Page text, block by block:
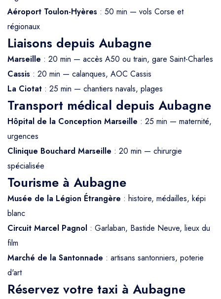
Aéroport Toulon-Hyères : 50 min — vols Corse et
régionaux
Liaisons depuis Aubagne
Marseille : 20 min — accès A50 ou train, gare Saint-Charles
Cassis : 20 min — calanques, AOC Cassis
La Ciotat : 25 min — chantiers navals, plages
Transport médical depuis Aubagne
Hôpital de la Conception Marseille : 25 min — maternité,
urgences
Clinique Bouchard Marseille : 20 min — chirurgie
spécialisée
Tourisme à Aubagne
Musée de la Légion Étrangère : histoire, médailles, képi
blanc
Circuit Marcel Pagnol : Garlaban, Bastide Neuve, lieux du
film
Marché de la Santonnade : artisans santonniers, poterie
d'art
Réservez votre taxi à Aubagne